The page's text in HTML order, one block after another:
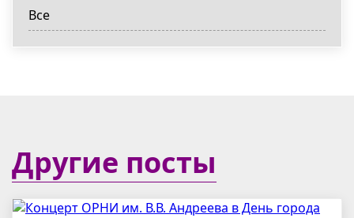
Все
Другие посты